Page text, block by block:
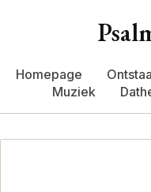
Homepage
Muziek